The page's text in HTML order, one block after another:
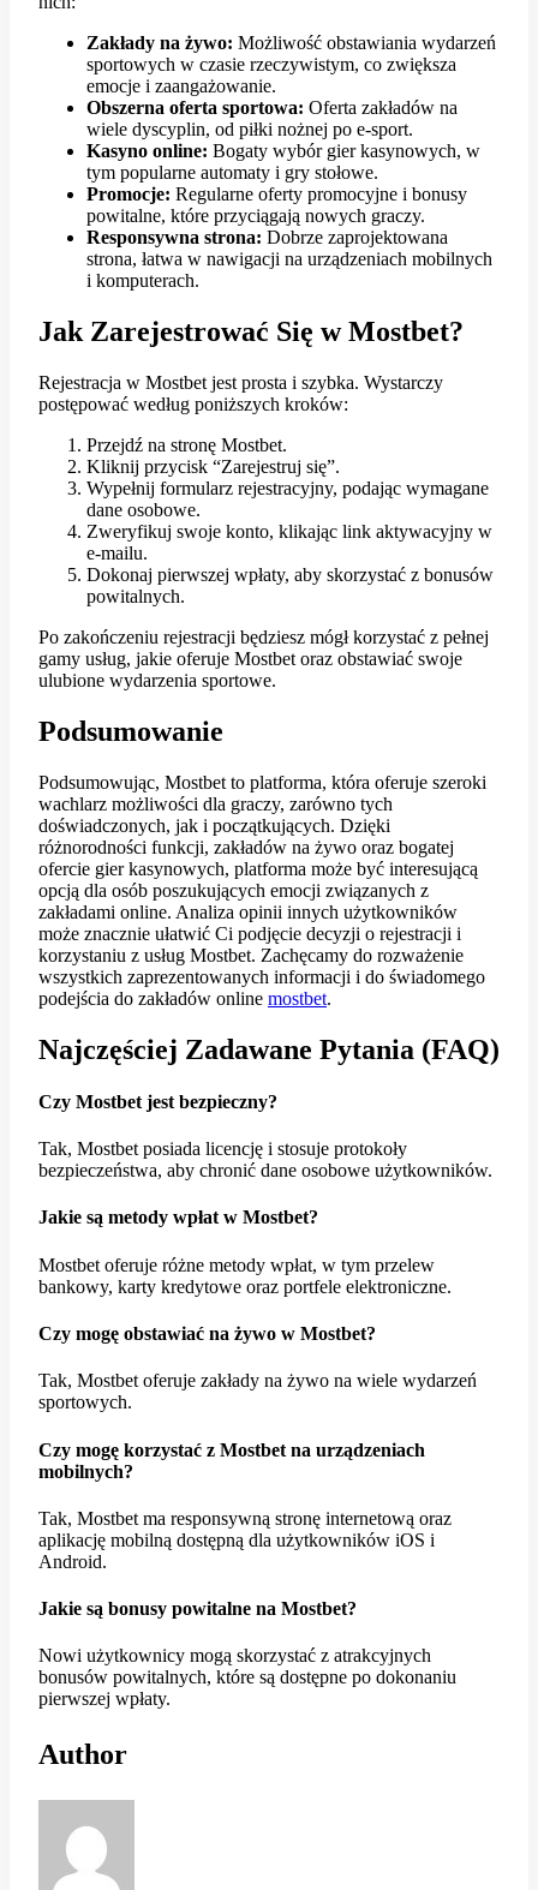
Zakłady na żywo: Możliwość obstawiania wydarzeń
sportowych w czasie rzeczywistym, co zwiększa
emocje i zaangażowanie.
Obszerna oferta sportowa: Oferta zakładów na
wiele dyscyplin, od piłki nożnej po e-sport.
Kasyno online: Bogaty wybór gier kasynowych, w
tym popularne automaty i gry stołowe.
Promocje: Regularne oferty promocyjne i bonusy
powitalne, które przyciągają nowych graczy.
Responsywna strona: Dobrze zaprojektowana
strona, łatwa w nawigacji na urządzeniach mobilnych
i komputerach.
Jak Zarejestrować Się w Mostbet?
Rejestracja w Mostbet jest prosta i szybka. Wystarczy
postępować według poniższych kroków:
Przejdź na stronę Mostbet.
Kliknij przycisk “Zarejestruj się”.
Wypełnij formularz rejestracyjny, podając wymagane
dane osobowe.
Zweryfikuj swoje konto, klikając link aktywacyjny w
e-mailu.
Dokonaj pierwszej wpłaty, aby skorzystać z bonusów
powitalnych.
Po zakończeniu rejestracji będziesz mógł korzystać z pełnej
gamy usług, jakie oferuje Mostbet oraz obstawiać swoje
ulubione wydarzenia sportowe.
Podsumowanie
Podsumowując, Mostbet to platforma, która oferuje szeroki
wachlarz możliwości dla graczy, zarówno tych
doświadczonych, jak i początkujących. Dzięki
różnorodności funkcji, zakładów na żywo oraz bogatej
ofercie gier kasynowych, platforma może być interesującą
opcją dla osób poszukujących emocji związanych z
zakładami online. Analiza opinii innych użytkowników
może znacznie ułatwić Ci podjęcie decyzji o rejestracji i
korzystaniu z usług Mostbet. Zachęcamy do rozważenie
wszystkich zaprezentowanych informacji i do świadomego
podejścia do zakładów online mostbet.
Najczęściej Zadawane Pytania (FAQ)
Czy Mostbet jest bezpieczny?
Tak, Mostbet posiada licencję i stosuje protokoły
bezpieczeństwa, aby chronić dane osobowe użytkowników.
Jakie są metody wpłat w Mostbet?
Mostbet oferuje różne metody wpłat, w tym przelew
bankowy, karty kredytowe oraz portfele elektroniczne.
Czy mogę obstawiać na żywo w Mostbet?
Tak, Mostbet oferuje zakłady na żywo na wiele wydarzeń
sportowych.
Czy mogę korzystać z Mostbet na urządzeniach
mobilnych?
Tak, Mostbet ma responsywną stronę internetową oraz
aplikację mobilną dostępną dla użytkowników iOS i
Android.
Jakie są bonusy powitalne na Mostbet?
Nowi użytkownicy mogą skorzystać z atrakcyjnych
bonusów powitalnych, które są dostępne po dokonaniu
pierwszej wpłaty.
Author